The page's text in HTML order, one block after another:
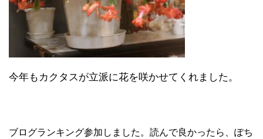
今年もカクタスが立派に花を咲かせてくれました。
ブログランキング参加しました。読んで良かったら、ぽち